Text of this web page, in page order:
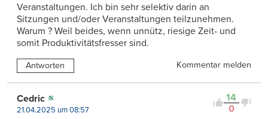
Veranstaltungen. Ich bin sehr selektiv darin an
Sitzungen und/oder Veranstaltungen teilzunehmen.
Warum ? Weil beides, wenn unnütz, riesige Zeit- und
somit Produktivitätsfresser sind.
Antworten Kommentar melden
14
0
Cedric
21.04.2025 um 08:57